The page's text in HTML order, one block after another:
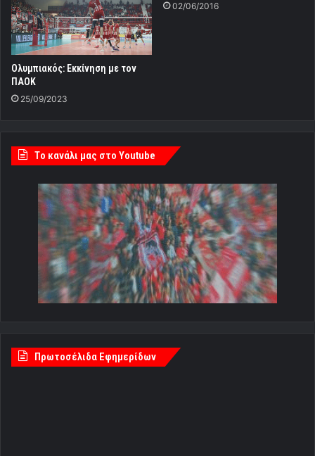
Ολυμπιακός: Εκκίνηση με τον
ΠΑΟΚ
25/09/2023
02/06/2016
Tο κανάλι μας στο Youtube
Πρωτοσέλιδα Εφημερίδων